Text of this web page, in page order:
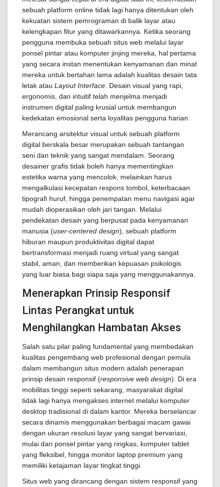
sebuah platform online tidak lagi hanya ditentukan oleh
kekuatan sistem pemrograman di balik layar atau
kelengkapan fitur yang ditawarkannya. Ketika seorang
pengguna membuka sebuah situs web melalui layar
ponsel pintar atau komputer jinjing mereka, hal pertama
yang secara instan menentukan kenyamanan dan minat
mereka untuk bertahan lama adalah kualitas desain tata
letak atau Layout Interface . Desain visual yang rapi,
ergonomis, dan intuitif telah menjelma menjadi
instrumen digital paling krusial untuk membangun
kedekatan emosional serta loyalitas pengguna harian.
Merancang arsitektur visual untuk sebuah platform
digital berskala besar merupakan sebuah tantangan
seni dan teknik yang sangat mendalam. Seorang
desainer grafis tidak boleh hanya mementingkan
estetika warna yang mencolok, melainkan harus
mengalkulasi kecepatan respons tombol, keterbacaan
tipografi huruf, hingga penempatan menu navigasi agar
mudah dioperasikan oleh jari tangan. Melalui
pendekatan desain yang berpusat pada kenyamanan
manusia (user-centered design), sebuah platform
hiburan maupun produktivitas digital dapat
bertransformasi menjadi ruang virtual yang sangat
stabil, aman, dan memberikan kepuasan psikologis
yang luar biasa bagi siapa saja yang menggunakannya.
Menerapkan Prinsip Responsif
Lintas Perangkat untuk
Menghilangkan Hambatan Akses
Salah satu pilar paling fundamental yang membedakan
kualitas pengembang web profesional dengan pemula
dalam membangun situs modern adalah penerapan
prinsip desain responsif (responsive web design). Di era
mobilitas tinggi seperti sekarang, masyarakat digital
tidak lagi hanya mengakses internet melalui komputer
desktop tradisional di dalam kantor. Mereka berselancar
secara dinamis menggunakan berbagai macam gawai
dengan ukuran resolusi layar yang sangat bervariasi,
mulai dari ponsel pintar yang ringkas, komputer tablet
yang fleksibel, hingga monitor laptop premium yang
memiliki ketajaman layar tingkat tinggi.
Situs web yang dirancang dengan sistem responsif yang